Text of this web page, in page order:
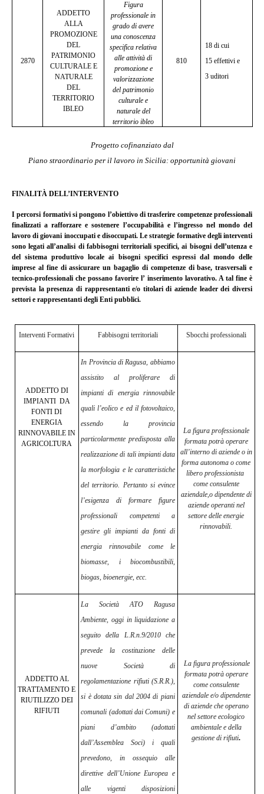
2870
ADDETTO
ALLA
PROMOZIONE
DEL
PATRIMONIO
CULTURALE E
NATURALE
DEL
TERRITORIO
IBLEO
Figura
professionale in
grado di avere
una conoscenza
specifica relativa
alle attività di
promozione e
valorizzazione
del patrimonio
culturale e
naturale del
territorio ibleo
810
18 di cui
15 effettivi e
3 uditori
Progetto cofinanziato dal
Piano straordinario per il lavoro in Sicilia: opportunità giovani
FINALITÀ DELL’INTERVENTO
I percorsi formativi si pongono l’obiettivo di trasferire competenze professionali
finalizzati a rafforzare e sostenere l’occupabilità e l’ingresso nel mondo del
lavoro di giovani inoccupati e disoccupati. Le strategie formative degli interventi
sono legati all’analisi di fabbisogni territoriali specifici, ai bisogni dell’utenza e
del sistema produttivo locale ai bisogni specifici espressi dal mondo delle
imprese al fine di assicurare un bagaglio di competenze di base, trasversali e
tecnico-professionali che possano favorire l’ inserimento lavorativo. A tal fine è
prevista la presenza di rappresentanti e/o titolari di aziende leader dei diversi
settori e rappresentanti degli Enti pubblici.
Interventi Formativi Fabbisogni territoriali Sbocchi professionali
ADDETTO DI
IMPIANTI DA
FONTI DI
ENERGIA
RINNOVABILE IN
AGRICOLTURA
In Provincia di Ragusa, abbiamo
assistito al proliferare di
impianti di energia rinnovabile
quali l’eolico e ed il fotovoltaico,
essendo la provincia
particolarmente predisposta alla
realizzazione di tali impianti data
la morfologia e le caratteristiche
del territorio. Pertanto si evince
l’esigenza di formare figure
professionali competenti a
gestire gli impianti da fonti di
energia rinnovabile come le
biomasse, i biocombustibili,
biogas, bioenergie, ecc.
La figura professionale
formata potrà operare
all’interno di aziende o in
forma autonoma o come
libero professionista
come consulente
aziendale,o dipendente di
aziende operanti nel
settore delle energie
rinnovabili.
ADDETTO AL
TRATTAMENTO E
RIUTILIZZO DEI
RIFIUTI
La Società ATO Ragusa
Ambiente, oggi in liquidazione a
seguito della L.R.n.9/2010 che
prevede la costituzione delle
nuove Società di
regolamentazione rifiuti (S.R.R.),
si è dotata sin dal 2004 di piani
comunali (adottati dai Comuni) e
piani d’ambito (adottati
dall’Assemblea Soci) i quali
prevedono, in ossequio alle
direttive dell’Unione Europea e
alle vigenti disposizioni
La figura professionale
formata potrà operare
come consulente
aziendale e/o dipendente
di aziende che operano
nel settore ecologico
ambientale e della
gestione di rifiuti.